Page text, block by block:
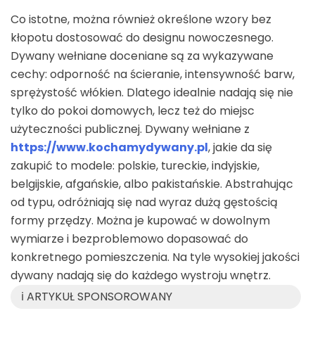
Co istotne, można również określone wzory bez
kłopotu dostosować do designu nowoczesnego.
Dywany wełniane doceniane są za wykazywane
cechy: odporność na ścieranie, intensywność barw,
sprężystość włókien. Dlatego idealnie nadają się nie
tylko do pokoi domowych, lecz też do miejsc
użyteczności publicznej. Dywany wełniane z
https://www.kochamydywany.pl, jakie da się
zakupić to modele: polskie, tureckie, indyjskie,
belgijskie, afgańskie, albo pakistańskie. Abstrahując
od typu, odróżniają się nad wyraz dużą gęstością
formy przędzy. Można je kupować w dowolnym
wymiarze i bezproblemowo dopasować do
konkretnego pomieszczenia. Na tyle wysokiej jakości
dywany nadają się do każdego wystroju wnętrz.
ℹ️ ARTYKUŁ SPONSOROWANY